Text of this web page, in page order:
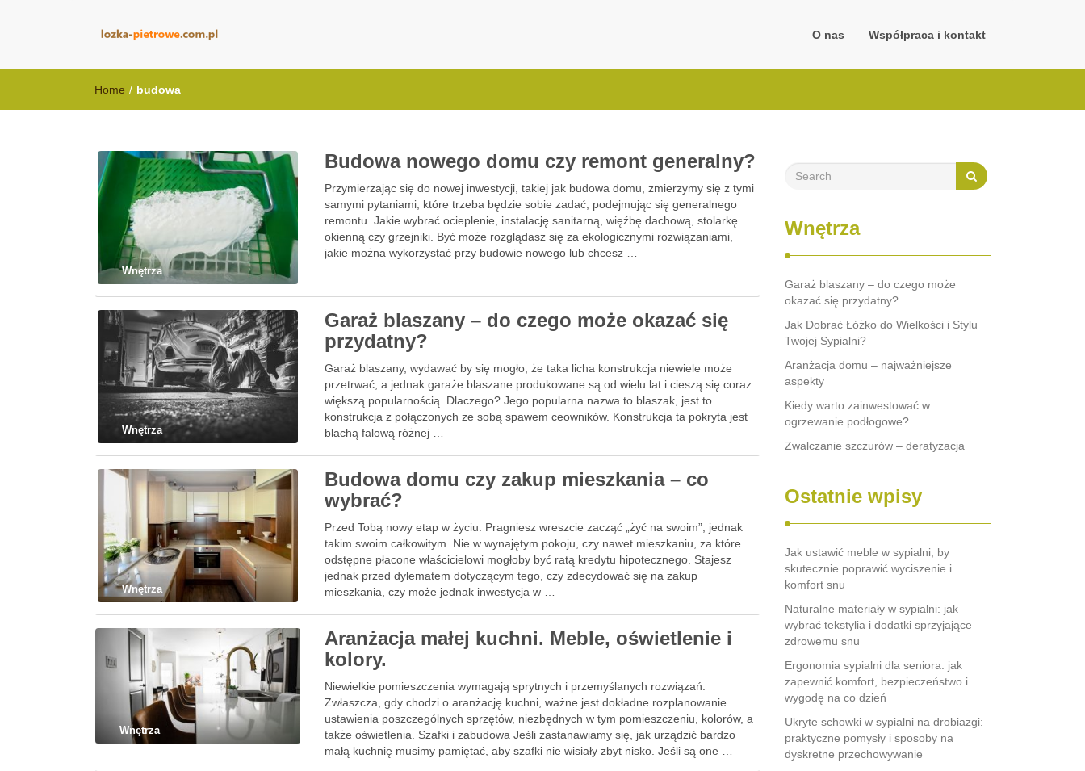
O nas Współpraca i kontakt
Home / budowa
Wnętrza
Budowa nowego domu czy remont generalny?
Przymierzając się do nowej inwestycji, takiej jak budowa domu, zmierzymy się z tymi
samymi pytaniami, które trzeba będzie sobie zadać, podejmując się generalnego
remontu. Jakie wybrać ocieplenie, instalację sanitarną, więźbę dachową, stolarkę
okienną czy grzejniki. Być może rozglądasz się za ekologicznymi rozwiązaniami,
jakie można wykorzystać przy budowie nowego lub chcesz …
Wnętrza
Garaż blaszany – do czego może okazać się
przydatny?
Garaż blaszany, wydawać by się mogło, że taka licha konstrukcja niewiele może
przetrwać, a jednak garaże blaszane produkowane są od wielu lat i cieszą się coraz
większą popularnością. Dlaczego? Jego popularna nazwa to blaszak, jest to
konstrukcja z połączonych ze sobą spawem ceowników. Konstrukcja ta pokryta jest
blachą falową różnej …
Wnętrza
Budowa domu czy zakup mieszkania – co
wybrać?
Przed Tobą nowy etap w życiu. Pragniesz wreszcie zacząć „żyć na swoim”, jednak
takim swoim całkowitym. Nie w wynajętym pokoju, czy nawet mieszkaniu, za które
odstępne płacone właścicielowi mogłoby być ratą kredytu hipotecznego. Stajesz
jednak przed dylematem dotyczącym tego, czy zdecydować się na zakup
mieszkania, czy może jednak inwestycja w …
Wnętrza
Aranżacja małej kuchni. Meble, oświetlenie i
kolory.
Niewielkie pomieszczenia wymagają sprytnych i przemyślanych rozwiązań.
Zwłaszcza, gdy chodzi o aranżację kuchni, ważne jest dokładne rozplanowanie
ustawienia poszczególnych sprzętów, niezbędnych w tym pomieszczeniu, kolorów, a
także oświetlenia. Szafki i zabudowa Jeśli zastanawiamy się, jak urządzić bardzo
małą kuchnię musimy pamiętać, aby szafki nie wisiały zbyt nisko. Jeśli są one …
Wnętrza
Garaż blaszany – do czego może
okazać się przydatny?
Jak Dobrać Łóżko do Wielkości i Stylu
Twojej Sypialni?
Aranżacja domu – najważniejsze
aspekty
Kiedy warto zainwestować w
ogrzewanie podłogowe?
Zwalczanie szczurów – deratyzacja
Ostatnie wpisy
Jak ustawić meble w sypialni, by
skutecznie poprawić wyciszenie i
komfort snu
Naturalne materiały w sypialni: jak
wybrać tekstylia i dodatki sprzyjające
zdrowemu snu
Ergonomia sypialni dla seniora: jak
zapewnić komfort, bezpieczeństwo i
wygodę na co dzień
Ukryte schowki w sypialni na drobiazgi:
praktyczne pomysły i sposoby na
dyskretne przechowywanie